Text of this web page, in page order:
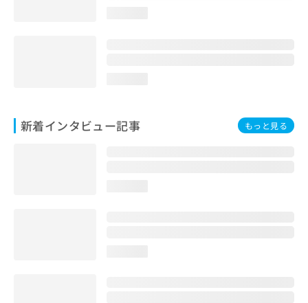
新着インタビュー記事 もっと見る